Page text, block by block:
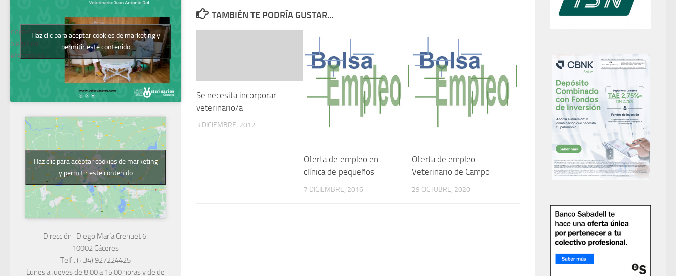
TAMBIÉN TE PODRÍA GUSTAR...
Se necesita incorporar
veterinario/a
3 DICIEMBRE, 2012
Oferta de empleo en
clínica de pequeños
7 DICIEMBRE, 2016
Oferta de empleo.
Veterinario de Campo
29 OCTUBRE, 2020
Podcast del
Colegio de
Veterinarios
Haz clic para aceptar cookies de marketing y
permitir este contenido
Haz clic para aceptar cookies de marketing
y permitir este contenido
Dirección : Diego María Crehuet 6.
10002 Cáceres
Telf : (+34) 927224425
Lunes a Jueves de 8:00 a 15:00 horas y de de